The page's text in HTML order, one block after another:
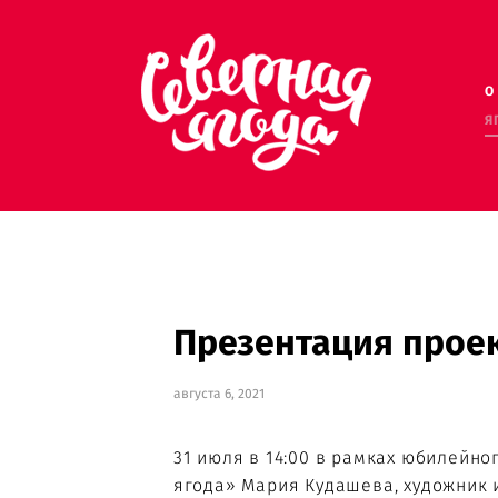
О
О
Презентация
августа 6, 2021
31 июля в 14:00 в рамках
ягода» Мария Кудашева, художник